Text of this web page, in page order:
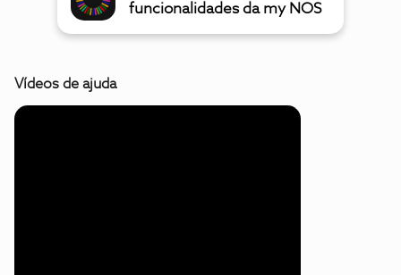
funcionalidades da my NOS
Vídeos de ajuda